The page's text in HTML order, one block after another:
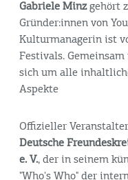
Gabriele Minzgehört
Gründer:innen von
Kulturmanagerin ist
Festivals.
sich um alle
Aspekte
Offizieller
Deutsche
e. V., der in seinem
"Who's Who" der